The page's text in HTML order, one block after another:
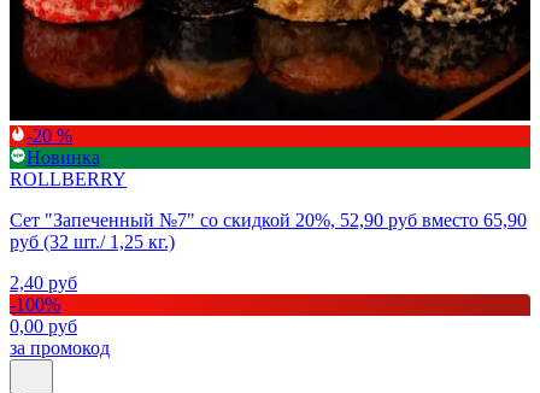
-20 %
Новинка
ROLLBERRY
Сет "Запеченный №7" со скидкой 20%, 52,90 руб вместо 65,90
руб (32 шт./ 1,25 кг.)
2,40 руб
-100%
0,00 руб
за промокод